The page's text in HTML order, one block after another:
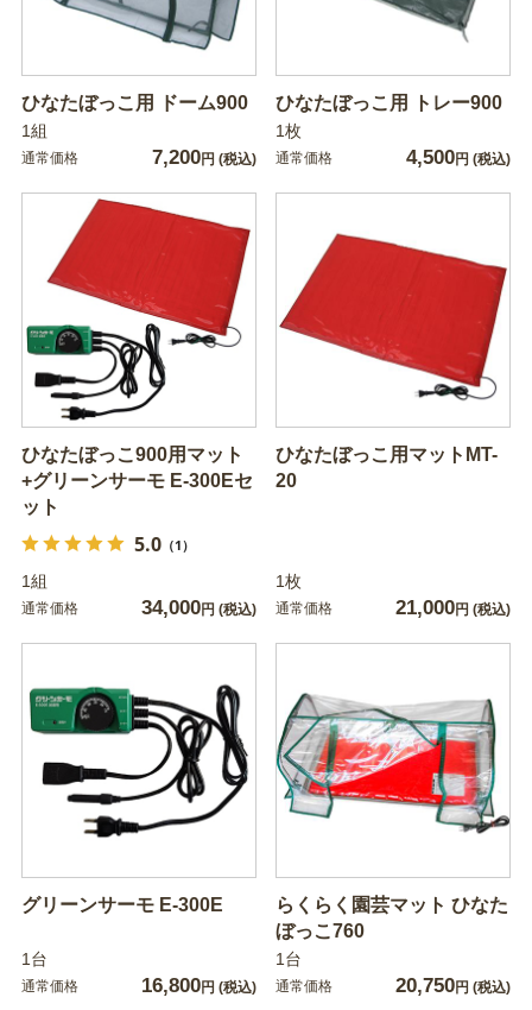
ひなたぼっこ用 ドーム900
1組
通常価格 7,200円 (税込)
ひなたぼっこ用 トレー900
1枚
通常価格 4,500円 (税込)
ひなたぼっこ900用マット
+グリーンサーモ E-300Eセ
ット
5.0（1）
1組
通常価格 34,000円 (税込)
ひなたぼっこ用マットMT-
20
1枚
通常価格 21,000円 (税込)
グリーンサーモ E-300E
1台
通常価格 16,800円 (税込)
らくらく園芸マット ひなた
ぼっこ760
1台
通常価格 20,750円 (税込)